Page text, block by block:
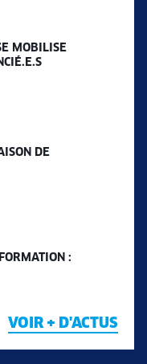
MOBILISE
DE
:
VOIR + D'ACTUS